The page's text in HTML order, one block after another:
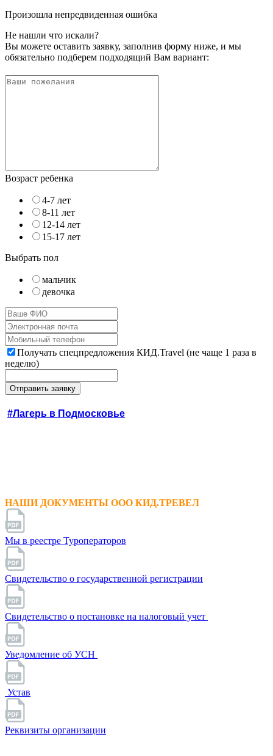
Произошла непредвиденная ошибка
Не нашли что искали?
Вы можете оставить заявку, заполнив форму ниже, и мы
обязательно подберем подходящий Вам вариант:
Возраст ребенка
4-7 лет
8-11 лет
12-14 лет
15-17 лет
Выбрать пол
мальчик
девочка
Получать спецпредложения КИД.Travel (не чаще 1 раза в
неделю)
#Лагерь в Подмосковье
НАШИ ДОКУМЕНТЫ ООО КИД.ТРЕВЕЛ
Мы в реестре Туроператоров
Свидетельство о государственной регистрации
Свидетельство о постановке на налоговый учет
Уведомление об УСН
Устав
Реквизиты организации